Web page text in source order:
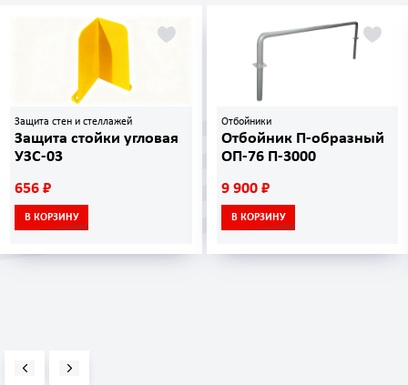
Защита стен и стеллажей
Защита стойки угловая
УЗС-03
656 ₽
В КОРЗИНУ
Отбойники
Отбойник П-образный
ОП-76 П-3000
9 900 ₽
В КОРЗИНУ